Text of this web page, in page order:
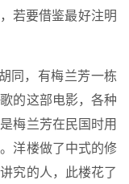
若要借鉴最好注明
同，有梅兰芳一栋
的这部电影，各种
梅兰芳在民国时用
洋楼做了中式的修
究的人，此楼花了